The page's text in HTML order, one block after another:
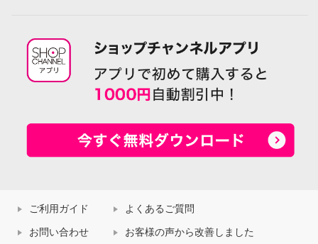
ご利用ガイド よくあるご質問
お問い合わせ お客様の声から改善しました